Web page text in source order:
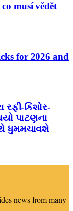
musí vědět
for 2026 and
રફી-કિશોર-
પાટણના
ધુમમચાવશે
news from many